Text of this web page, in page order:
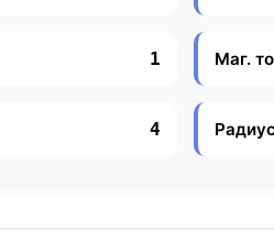
1 Маг.
4